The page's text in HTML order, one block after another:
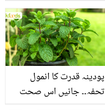
منرلز اور اینٹی آکسیڈنٹس
سے بھرپور اس سبزی کے
فائدے
پودینہ قدرت کا انمول
تحفہ۔۔ جانیں اس صحت